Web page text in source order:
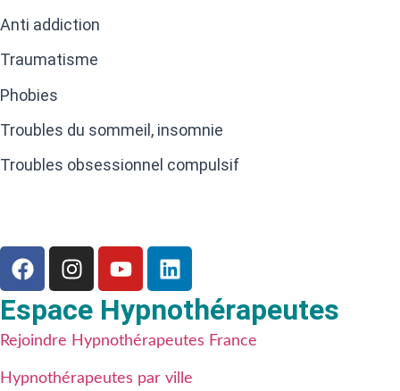
Anti addiction
Traumatisme
Phobies
Troubles du sommeil, insomnie
Troubles obsessionnel compulsif
Espace Hypnothérapeutes
Rejoindre Hypnothérapeutes France
Hypnothérapeutes par ville